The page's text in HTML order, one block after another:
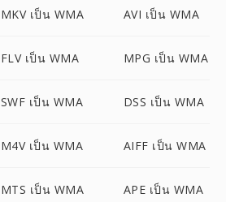
MKV เป็น WMA AVI เป็น WMA
FLV เป็น WMA MPG เป็น WMA
SWF เป็น WMA DSS เป็น WMA
M4V เป็น WMA AIFF เป็น WMA
MTS เป็น WMA APE เป็น WMA